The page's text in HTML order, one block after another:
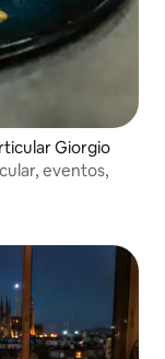
Giorgio
eventos,